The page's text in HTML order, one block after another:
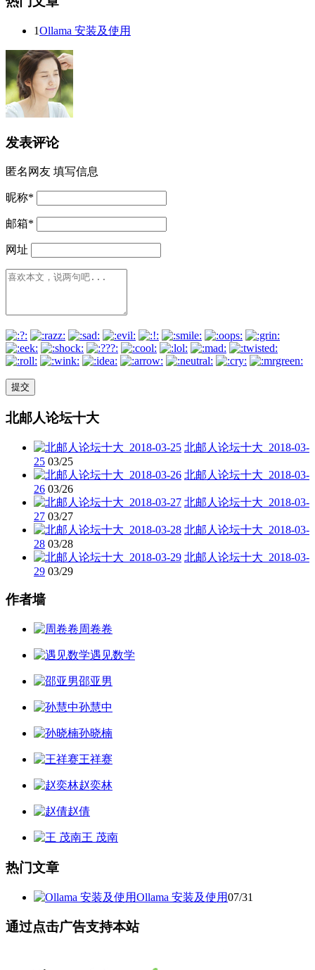
1Ollama 安装及使用
发表评论
匿名网友 填写信息
昵称*
邮箱*
网址
北邮人论坛十大
北邮人论坛十大_2018-03-
25 03/25
北邮人论坛十大_2018-03-
26 03/26
北邮人论坛十大_2018-03-
27 03/27
北邮人论坛十大_2018-03-
28 03/28
北邮人论坛十大_2018-03-
29 03/29
作者墙
周卷卷
遇见数学
邵亚男
孙慧中
孙晓楠
王祥赛
赵奕林
赵倩
王 茂南
热门文章
Ollama 安装及使用07/31
通过点击广告支持本站